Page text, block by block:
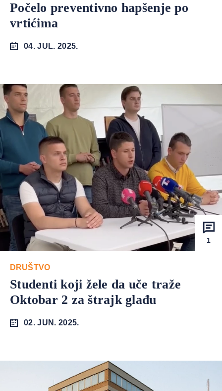
Počelo preventivno hapšenje po
vrtićima
04. JUL. 2025.
1
DRUŠTVO
Studenti koji žele da uče traže
Oktobar 2 za štrajk glađu
02. JUN. 2025.